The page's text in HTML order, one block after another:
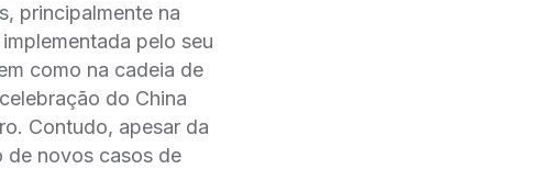
principalmente na
pelo seu
como na cadeia de
do China
Contudo, apesar da
de novos casos de